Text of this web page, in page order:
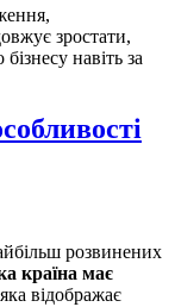
зростати,
навіть за
розвинених
країна має
відображає